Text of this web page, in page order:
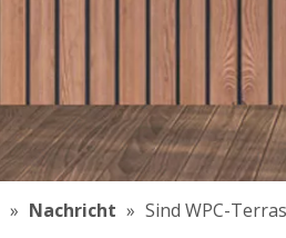
» Nachricht » Sind WPC-